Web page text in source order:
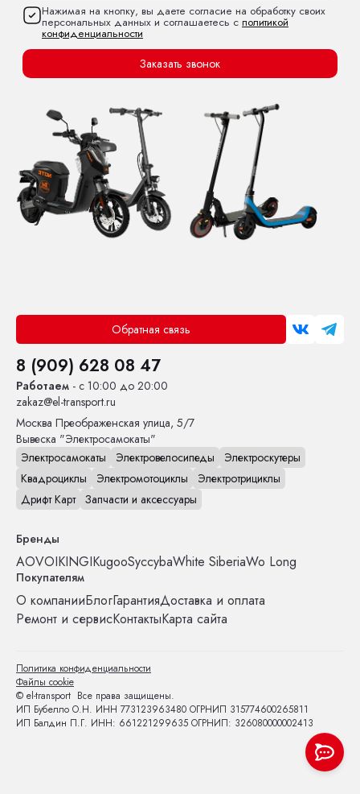
Нажимая на кнопку, вы даете согласие на обработку своих
персональных данных и соглашаетесь с политикой
конфиденциальности
Заказать звонок
Обратная связь
8 (909) 628 08 47
Работаем - с 10:00 до 20:00
zakaz@el-transport.ru
Москва Преображенская улица, 5/7
Вывеска "Электросамокаты"
Электросамокаты
Электровелосипеды
Электроскутеры
Квадроциклы
Электромотоциклы
Электротрициклы
Дрифт Карт Запчасти и аксессуары
Бренды
AOVOIKINGIKugooSyccybaWhite SiberiaWo Long
Покупателям
О компанииБлогГарантияДоставка и оплата
Ремонт и сервисКонтактыКарта сайта
© el-transport Все права защищены.
ИП Бубелло О.Н. ИНН 773123963480 ОГРНИП 315774600265811
ИП Балдин П.Г. ИНН: 661221299635 ОГРНИП: 326080000002413
Политика конфиденциальности
Файлы cookie